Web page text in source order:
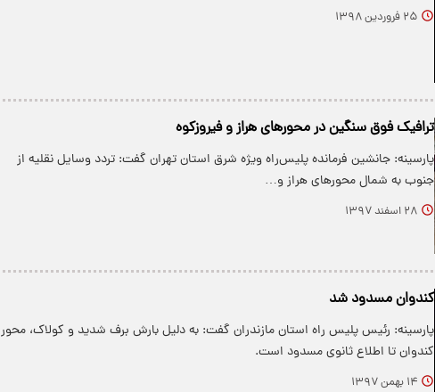
۲۵ فروردین ۱۳۹۸
ترافیک فوق سنگین در محورهای هراز و فیروزکوه
پارسینه: جانشین فرمانده پلیس‌راه ویژه شرق استان تهران گفت: تردد وسایل نقلیه از
جنوب به شمال محورهای هراز و…
۲۸ اسفند ۱۳۹۷
کندوان مسدود شد
پارسینه: رئیس پلیس راه استان مازندران گفت: به دلیل بارش برف شدید و کولاک، محور
کندوان تا اطلاع ثانوی مسدود است.
۱۴ بهمن ۱۳۹۷